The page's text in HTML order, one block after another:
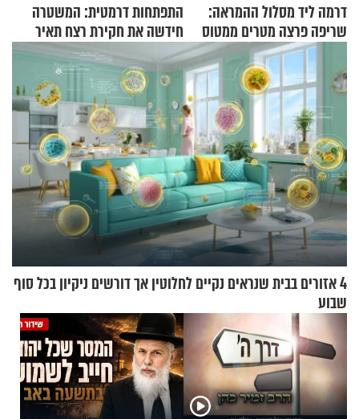
דרמה ליד מסלול ההמראה:
שריפה פרצה מטרים ממטוס
מלא בנוסעים
התפתחות דרמטית: המשטרה
חידשה את חקירת רצח תאיר
ראדה
4 אזורים בבית שנראים נקיים לחלוטין אך דורשים ניקיון בכל סוף
שבוע